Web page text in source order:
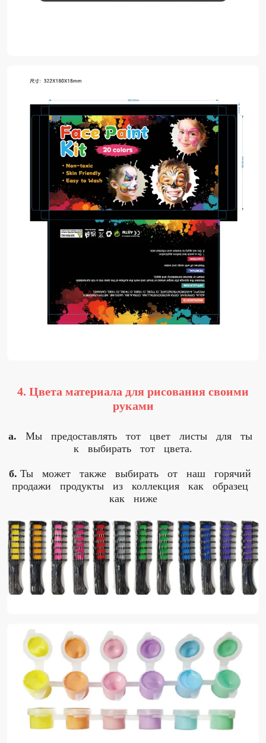
4. Цвета материала для рисования своими
руками
а.
Мы предоставлять тот цвет листы для ты
к выбирать тот цвета.
б. Ты может также выбирать от наш горячий
продажи продукты из коллекция как образец
как ниже